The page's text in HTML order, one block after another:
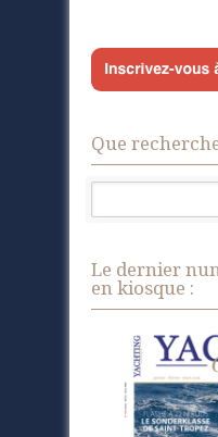
Que
Le dernier
en kiosque :